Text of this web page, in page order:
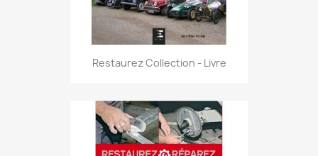
Restaurez Collection - Livre